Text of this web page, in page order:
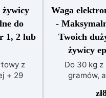
żywicy
do
1, 2 lub
z
+ 29
Waga
-
Twoich
żywicy
Do 30 kg
gramów,
zł